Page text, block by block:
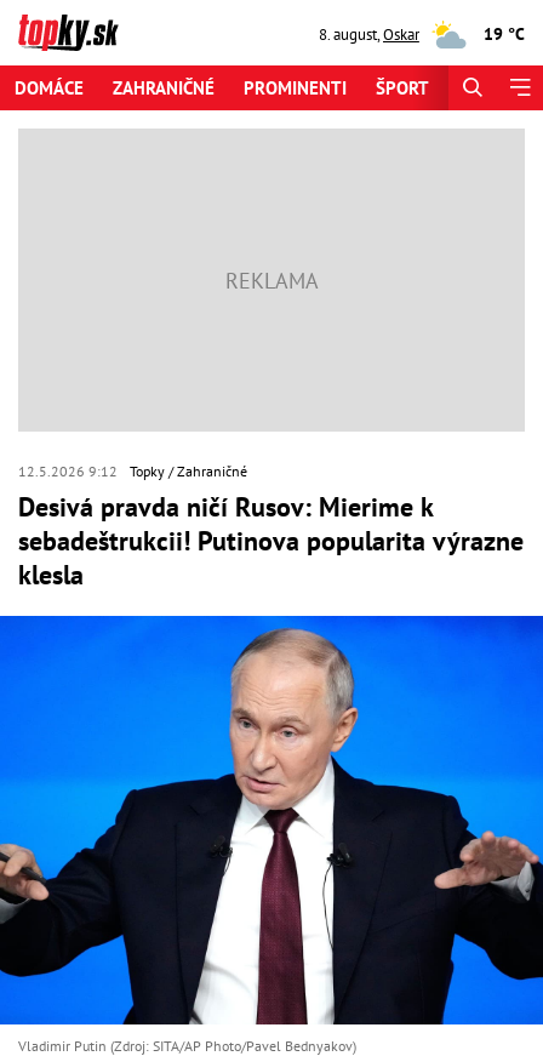
8. august,Oskar 19 °C
DOMÁCE ZAHRANIČNÉ PROMINENTI ŠPORT
12.5.2026 9:12 Topky Zahraničné
Desivá pravda ničí Rusov: Mierime k
sebadeštrukcii! Putinova popularita výrazne
klesla
Vladimir Putin (Zdroj: SITA/AP Photo/Pavel Bednyakov)